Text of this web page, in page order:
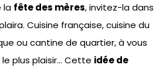
la fête des mères, invitez-la dans
Cuisine française, cuisine du
ou cantine de quartier, à vous
plus plaisir… Cette idée de